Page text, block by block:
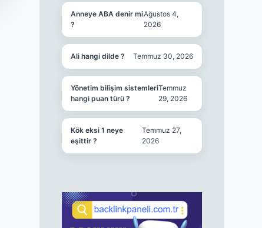
Anneye ABA denir mi
?
Ağustos 4,
2026
Ali hangi dilde ? Temmuz 30, 2026
Yönetim bilişim sistemleri
hangi puan türü ?
Temmuz
29, 2026
Kök eksi 1 neye
eşittir ?
Temmuz 27,
2026